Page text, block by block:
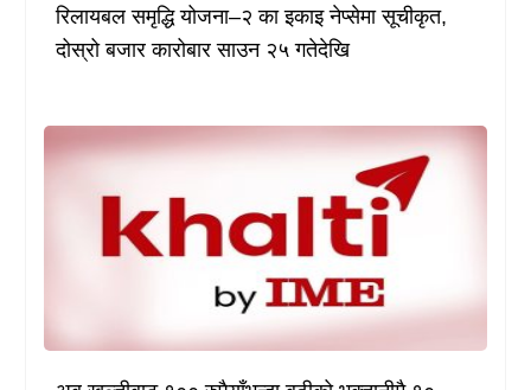
रिलायबल समृद्धि योजना–२ का इकाइ नेप्सेमा सूचीकृत,
दोस्रो बजार कारोबार साउन २५ गतेदेखि